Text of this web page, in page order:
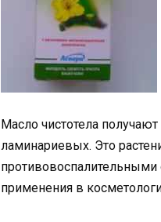
Масло чистотела
ламинариевых. Это
противовоспалительными
применения в